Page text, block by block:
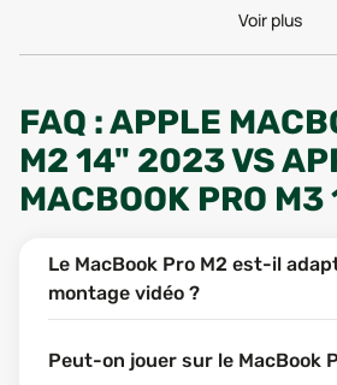
DIFFÉRENCES
MACBOOK PRO M2
MACBOOK PRO M3
Passons au cas qui nous intéresse :
technique qui semble très proche,
un public légèrement différent. Le
sur une finesse de gravure inédite
endurance largement revue à la
Voir plus
FAQ : APPLE
M2 14" 2023 VS
MACBOOK PRO
Le MacBook Pro M2 est-il
montage vidéo ?
Peut-on jouer sur le MacBook